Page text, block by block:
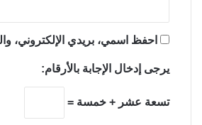
احفظ اسمي، بريدي الإلكتروني،
يرجى إدخال الإجابة بالأرقام:
تسعة عشر + خمسة =